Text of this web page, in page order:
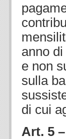
anno
e non
sulla
di cui
Art. 5